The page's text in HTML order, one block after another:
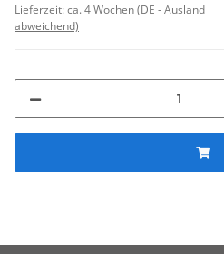
Lieferzeit:ca. 4 Wochen(DE - Ausland
abweichend)